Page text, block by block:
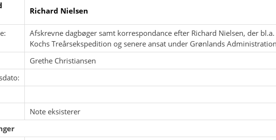
Richard Nielsen
Afskrevne dagbøger samt korrespondance efter Richard Nielsen, der
Kochs Treårsekspedition og senere ansat under Grønlands
Grethe Christiansen
Note eksisterer